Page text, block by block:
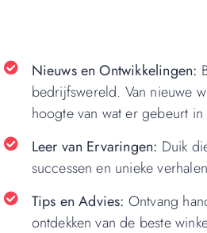
Nieuws en Ontwikkelingen:
bedrijfswereld. Van nieuwe
hoogte van wat er gebeurt
Leer van Ervaringen: Duik
successen en unieke
Tips en Advies: Ontvang
ontdekken van de beste